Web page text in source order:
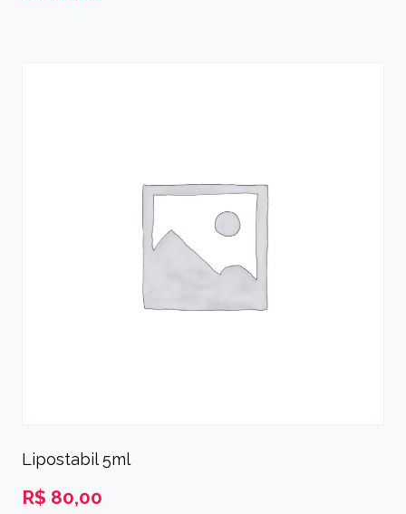
Lipostabil 5ml
R$ 80,00